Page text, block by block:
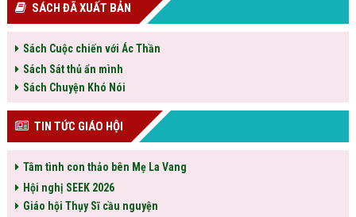
SÁCH ĐÃ XUẤT BẢN
Sách Cuộc chiến với Ác Thần
Sách Sát thủ ẩn mình
Sách Chuyện Khó Nói
TIN TỨC GIÁO HỘI
Tâm tình con thảo bên Mẹ La Vang
Hội nghị SEEK 2026
Giáo hội Thụy Sĩ cầu nguyện